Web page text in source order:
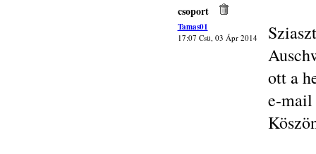
csoport
Tamas01
17:07 Csü, 03 Ápr 2014
ott a
e-mail